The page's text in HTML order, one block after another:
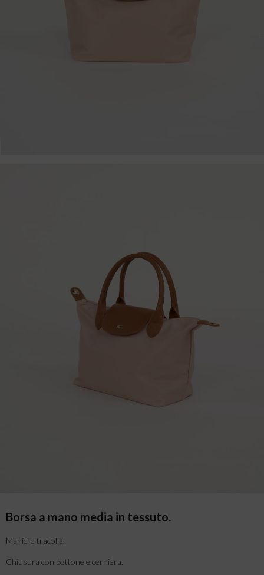
Borsa a mano media in tessuto.
Manici e tracolla.
Chiusura con bottone e cerniera.